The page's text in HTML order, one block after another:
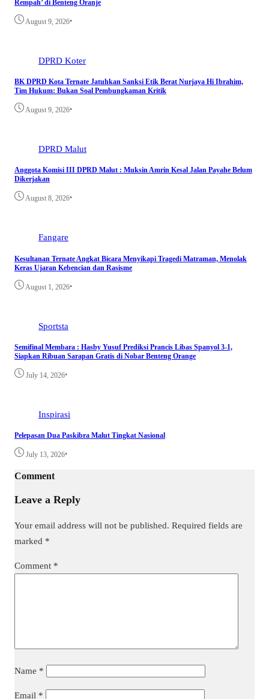
Rempah’ di Benteng Oranje
August 9, 2026•
DPRD Koter
BK DPRD Kota Ternate Jatuhkan Sanksi Etik Berat Nurjaya Hi Ibrahim,
Tim Hukum: Bukan Soal Pembungkaman Kritik
August 9, 2026•
DPRD Malut
Anggota Komisi III DPRD Malut : Muksin Amrin Kesal Jalan Payahe Belum
Dikerjakan
August 8, 2026•
Fangare
Kesultanan Ternate Angkat Bicara Menyikapi Tragedi Matraman, Menolak
Keras Ujaran Kebencian dan Rasisme
August 1, 2026•
Sportsta
Semifinal Membara : Hasby Yusuf Prediksi Prancis Libas Spanyol 3-1,
Siapkan Ribuan Sarapan Gratis di Nobar Benteng Orange
July 14, 2026•
Inspirasi
Pelepasan Dua Paskibra Malut Tingkat Nasional
July 13, 2026•
Comment
Leave a Reply
Your email address will not be published. Required fields are
marked *
Comment *
Name *
Email *